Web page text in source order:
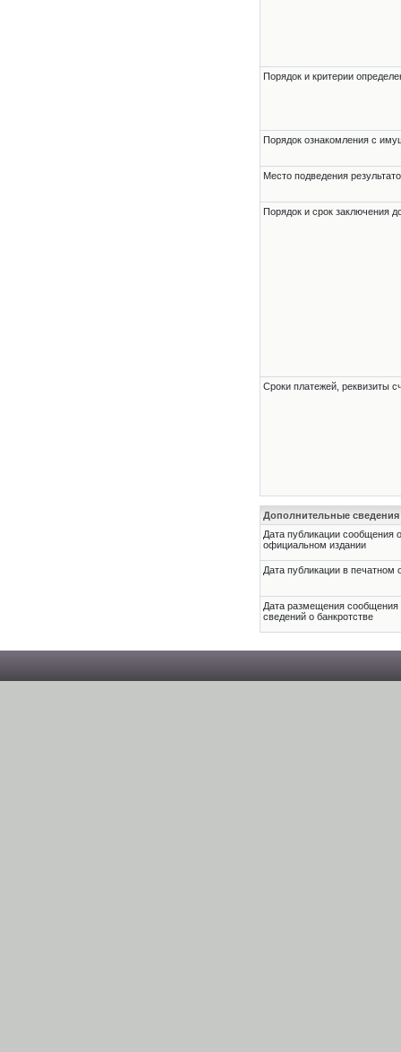
Порядок и критерии
Порядок ознакомления с
Место подведения
Порядок и срок заключения
Сроки платежей, реквизиты
Дополнительные сведения
Дата публикации сообщения
официальном издании
Дата публикации в печатном
Дата размещения
сведений о банкротстве